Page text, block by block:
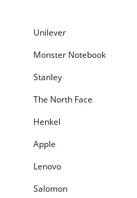
Unilever
Monster Notebook
Stanley
The North Face
Henkel
Apple
Lenovo
Salomon